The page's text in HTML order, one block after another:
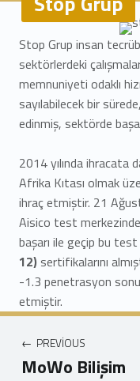
Stop Grup insan
sektörlerdeki
memnuniyeti odaklı
sayılabilecek bir
edinmiş, sektörde
2014 yılında ihracata
Afrika Kıtası olmak
ihraç etmiştir. 21
Aisico test merkezinde
başarı ile geçip bu test
12) sertifikalarını
-1.3 penetrasyon
etmiştir.
Yazı gezinmesi
PREVIOUS
MoWo Bilişim